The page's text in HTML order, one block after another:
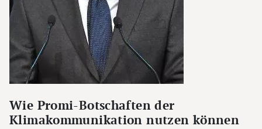
Wie Promi-Botschaften der
Klimakommunikation nutzen können